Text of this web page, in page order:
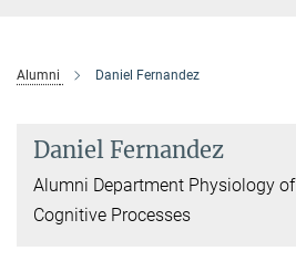
Alumni Daniel Fernandez
Daniel Fernandez
Alumni Department Physiology of
Cognitive Processes